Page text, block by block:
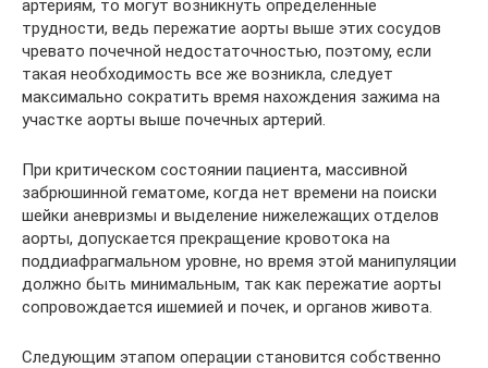
артериям, то могут возникнуть определенные
трудности, ведь пережатие аорты выше этих сосудов
чревато почечной недостаточностью, поэтому, если
такая необходимость все же возникла, следует
максимально сократить время нахождения зажима на
участке аорты выше почечных артерий.
При критическом состоянии пациента, массивной
забрюшинной гематоме, когда нет времени на поиски
шейки аневризмы и выделение нижележащих отделов
аорты, допускается прекращение кровотока на
поддиафрагмальном уровне, но время этой манипуляции
должно быть минимальным, так как пережатие аорты
сопровождается ишемией и почек, и органов живота.
Следующим этапом операции становится собственно